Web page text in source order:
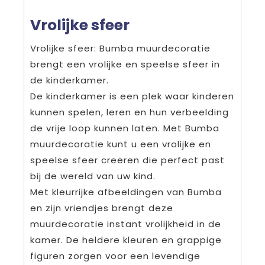
Vrolijke sfeer
Vrolijke sfeer: Bumba muurdecoratie
brengt een vrolijke en speelse sfeer in
de kinderkamer.
De kinderkamer is een plek waar kinderen
kunnen spelen, leren en hun verbeelding
de vrije loop kunnen laten. Met Bumba
muurdecoratie kunt u een vrolijke en
speelse sfeer creëren die perfect past
bij de wereld van uw kind.
Met kleurrijke afbeeldingen van Bumba
en zijn vriendjes brengt deze
muurdecoratie instant vrolijkheid in de
kamer. De heldere kleuren en grappige
figuren zorgen voor een levendige